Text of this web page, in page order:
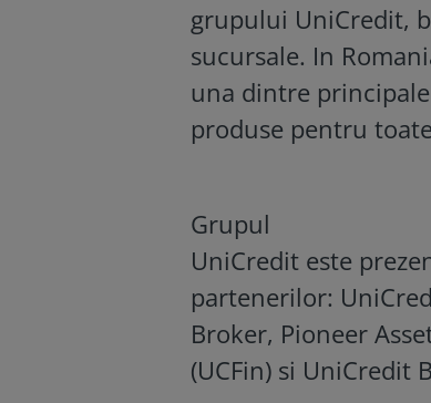
grupului UniCredit,
sucursale. In
una dintre
produse pentru
Grupul
UniCredit este
partenerilor:
Broker, Pioneer
(UCFin) si UniCredit